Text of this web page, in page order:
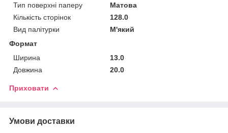
Тип поверхні паперу
Матова
Кількість сторінок
128.0
Вид палітурки
М'який
Формат
Ширина
13.0
Довжина
20.0
Приховати
Умови доставки